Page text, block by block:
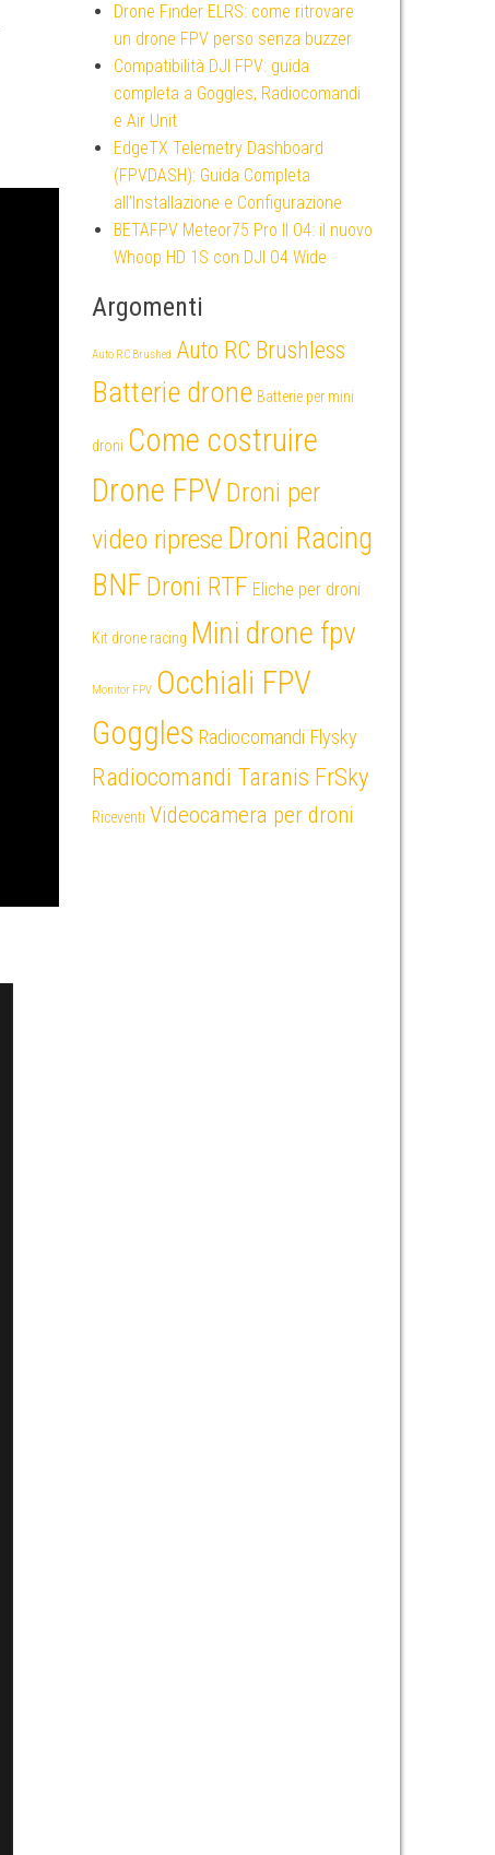
Drone Finder ELRS: come ritrovare
un drone FPV perso senza buzzer
Compatibilità DJI FPV: guida
completa a Goggles, Radiocomandi
e Air Unit
EdgeTX Telemetry Dashboard
(FPVDASH): Guida Completa
all’Installazione e Configurazione
BETAFPV Meteor75 Pro II O4: il nuovo
Whoop HD 1S con DJI O4 Wide
Argomenti
Auto RC Brushed Auto RC Brushless
Batterie drone Batterie per mini
droni Come costruire
Drone FPV Droni per
video riprese Droni Racing
BNF Droni RTF Eliche per droni
Kit drone racing Mini drone fpv
Monitor FPV Occhiali FPV
Goggles Radiocomandi Flysky
Radiocomandi Taranis FrSky
Riceventi Videocamera per droni